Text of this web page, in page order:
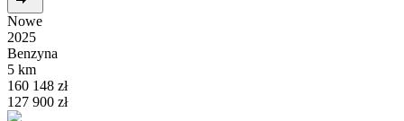
Nowe
2025
Benzyna
5 km
160 148 zł
127 900 zł